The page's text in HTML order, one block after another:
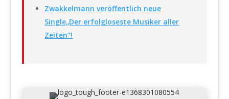
Zwakkelmann veröffentlich neue
Single„Der erfolgloseste Musiker aller
Zeiten“!